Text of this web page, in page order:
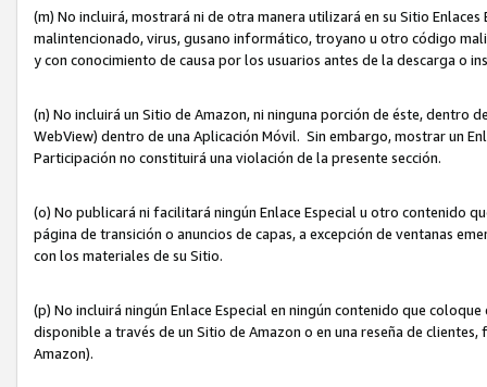
(m) No incluirá, mostrará ni de otra manera utilizará en su Sitio
malintencionado, virus, gusano informático, troyano u otro código
y con conocimiento de causa por los usuarios antes de la descarga
(n) No incluirá un Sitio de Amazon, ni ninguna porción de éste,
WebView) dentro de una Aplicación Móvil. Sin embargo, mostrar un
Participación no constituirá una violación de la presente sección.
(o) No publicará ni facilitará ningún Enlace Especial u otro contenido
página de transición o anuncios de capas, a excepción de ventanas
con los materiales de su Sitio.
(p) No incluirá ningún Enlace Especial en ningún contenido que
disponible a través de un Sitio de Amazon o en una reseña de
Amazon).